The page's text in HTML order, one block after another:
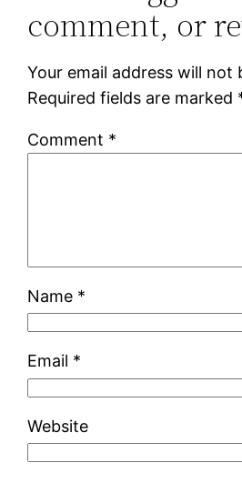
comment, or
Your email address will not
Required fields are marked
Comment *
Name *
Email *
Website